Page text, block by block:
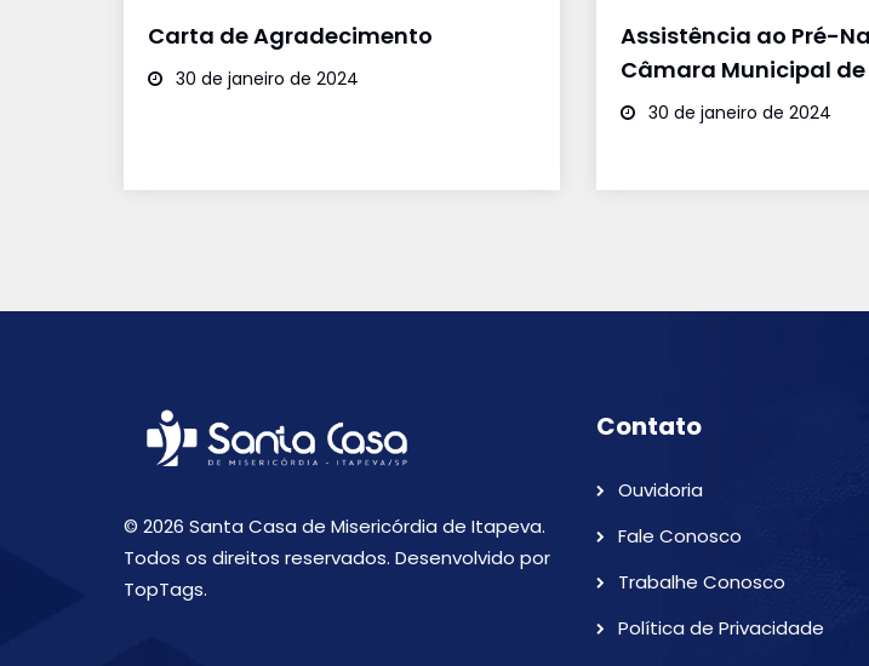
Carta de Agradecimento
30 de janeiro de 2024
Assistência ao Pré-
Câmara Municipal
30 de janeiro de 2024
© 2026 Santa Casa de Misericórdia de Itapeva.
Todos os direitos reservados. Desenvolvido por
TopTags.
Contato
Ouvidoria
Fale Conosco
Trabalhe Conosco
Política de Privacidade